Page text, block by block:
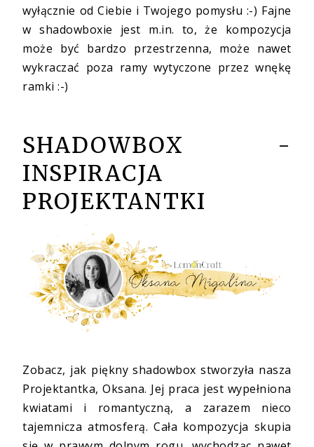
wyłącznie od Ciebie i Twojego pomysłu :-) Fajne
w shadowboxie jest m.in. to, że kompozycja
może być bardzo przestrzenna, może nawet
wykraczać poza ramy wytyczone przez wnękę
ramki :-)
SHADOWBOX -
INSPIRACJA
PROJEKTANTKI
Zobacz, jak piękny shadowbox stworzyła nasza
Projektantka, Oksana. Jej praca jest wypełniona
kwiatami i romantyczną, a zarazem nieco
tajemnicza atmosferą. Cała kompozycja skupia